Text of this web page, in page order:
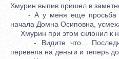
Хмурин выпив пришел в
- А у меня еще просьба к
начала Домна Осиповна,
Хмурин при этом склонил к
- Видите что...
перевела на деньги и теперь